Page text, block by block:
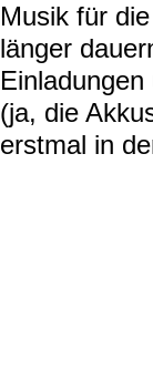
Musik für
länger
(ja, die
erstmal in